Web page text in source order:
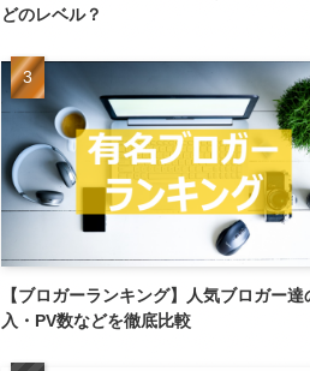
どのレベル？
【ブロガーランキング】人気ブロガー達
入・PV数などを徹底比較